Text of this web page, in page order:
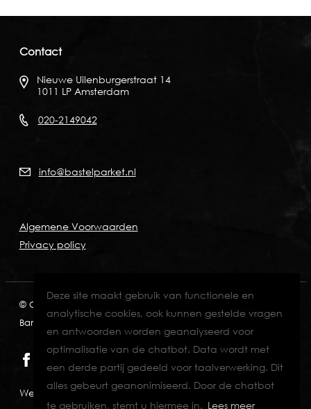
Deze site maakt gebruik van functionele en
analytische cookies, ook kunnen gestelde vragen
en antwoorden worden geanalyseerd voor
optimalisatie van de chatbot. Data wordt met
een derde partij gedeeld voor taalverwerking. Dit
alles gebeurt geanonimiseerd. Door de chatbot
te gebruiken, stemt u hiermee in. Lees meer
Contact
Nieuwe Uilenburgerstraat 14
1011 LP Amsterdam
020-2149042
info@bastelparket.nl
Algemene Voorwaarden
Privacy policy
© Copyright 2026 KVK: 60772697
Bank: NL82INGB0006711429
Website designed & developed by Eenvoud.